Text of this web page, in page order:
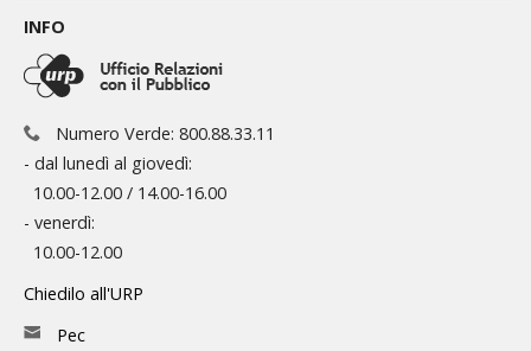
INFO
Numero Verde: 800.88.33.11
- dal lunedì al giovedì:
10.00-12.00 / 14.00-16.00
- venerdì:
10.00-12.00
Chiedilo all'URP
Pec